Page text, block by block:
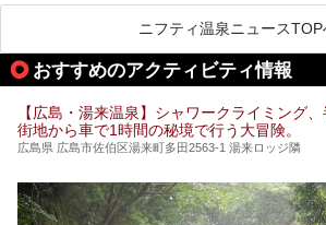
いった個性が魅力の温泉も、どち
今回は、そんな広島県にある温浴
「一度訪ねてみたい」と気になっ
ピックアップして紹介します。
※2021/07/30時点の情報です。
ニフティ温泉ニュースTOP
おすすめのアクティビティ情報
【広島・湯来温泉】シャワークライミング
街地から車で1時間の秘境で行う大冒険。
広島県 広島市佐伯区湯来町多田2563-1 湯来ロッジ隣